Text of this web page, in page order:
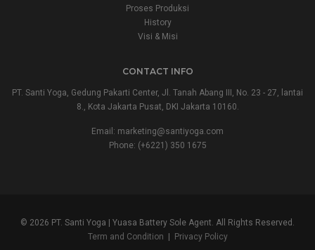
Proses Produksi
History
Visi & Misi
CONTACT INFO
PT. Santi Yoga, Gedung Pakarti Center, Jl. Tanah Abang III, No. 23 - 27, lantai
8., Kota Jakarta Pusat, DKI Jakarta 10160.
Email: marketing@santiyoga.com
Phone: (+6221) 350 1675
© 2026 PT. Santi Yoga | Yuasa Battery Sole Agent. All Rights Reserved.
Term and Condition
Privacy Policy